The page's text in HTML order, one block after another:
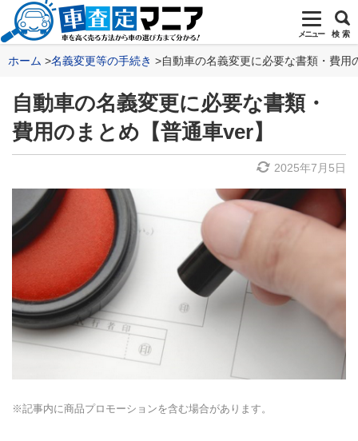
メニュー 検 索
ホーム 名義変更等の手続き 自動車の名義変更に必要な書類・費用
自動車の名義変更に必要な書類・
費用のまとめ【普通車ver】
2025年7月5日
※記事内に商品プロモーションを含む場合があります。